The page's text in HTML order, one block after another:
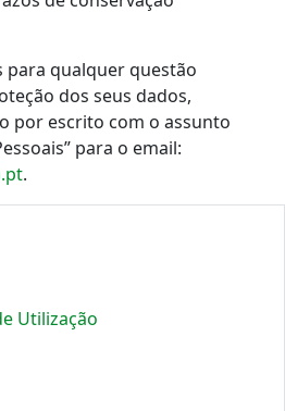
para qualquer questão
dos seus dados,
por escrito com o assunto
para o email:
.
Utilização